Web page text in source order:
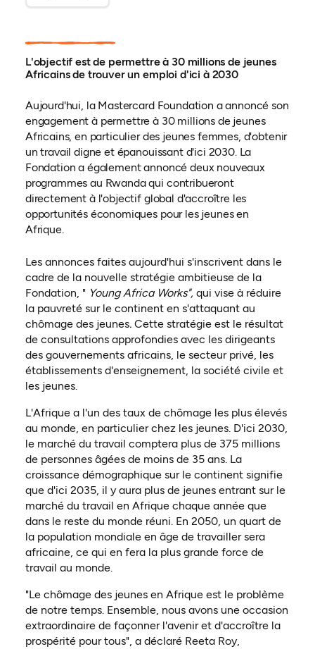
L'objectif est de permettre à 30 millions de jeunes
Africains de trouver un emploi d'ici à 2030
Aujourd'hui, la Mastercard Foundation a annoncé son
engagement à permettre à 30 millions de jeunes
Africains, en particulier des jeunes femmes, d'obtenir
un travail digne et épanouissant d'ici 2030. La
Fondation a également annoncé deux nouveaux
programmes au Rwanda qui contribueront
directement à l'objectif global d'accroître les
opportunités économiques pour les jeunes en
Afrique.
Les annonces faites aujourd'hui s'inscrivent dans le
cadre de la nouvelle stratégie ambitieuse de la
Fondation, " Young Africa Works", qui vise à réduire
la pauvreté sur le continent en s'attaquant au
chômage des jeunes. Cette stratégie est le résultat
de consultations approfondies avec les dirigeants
des gouvernements africains, le secteur privé, les
établissements d'enseignement, la société civile et
les jeunes.
L'Afrique a l'un des taux de chômage les plus élevés
au monde, en particulier chez les jeunes. D'ici 2030,
le marché du travail comptera plus de 375 millions
de personnes âgées de moins de 35 ans. La
croissance démographique sur le continent signifie
que d'ici 2035, il y aura plus de jeunes entrant sur le
marché du travail en Afrique chaque année que
dans le reste du monde réuni. En 2050, un quart de
la population mondiale en âge de travailler sera
africaine, ce qui en fera la plus grande force de
travail au monde.
"Le chômage des jeunes en Afrique est le problème
de notre temps. Ensemble, nous avons une occasion
extraordinaire de façonner l'avenir et d'accroître la
prospérité pour tous", a déclaré Reeta Roy,